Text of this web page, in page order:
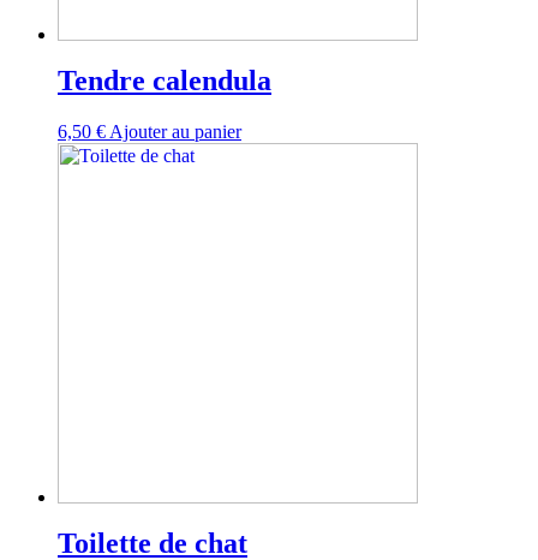
Tendre calendula
6,50 € Ajouter au panier
Toilette de chat